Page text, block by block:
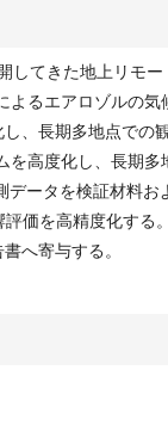
てきた地上リモ
るエアロゾルの
、長期多地点での
高度化し、長期
ータを検証材料お
価を高精度化する
へ寄与する。